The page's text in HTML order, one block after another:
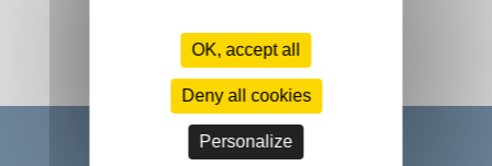
Accompagnement
Ils nous font confiance :
OK, accept all
Deny all cookies
Personalize